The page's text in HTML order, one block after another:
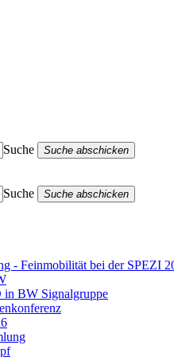
Suche
Suche abschicken
Suche
Suche abschicken
- Feinmobilität bei der SPEZI
BW Signalgruppe